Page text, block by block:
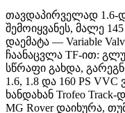
თავდაპირველად 1.6-
შემოიყვანეს, მალე
დაემატა — Variable
ჩაანაცვლა TF-ით:
სწრაფი გახდა,
1.6, 1.8 და 160 PS
ხანდახან Trofeo
MG Rover დაიხურა,